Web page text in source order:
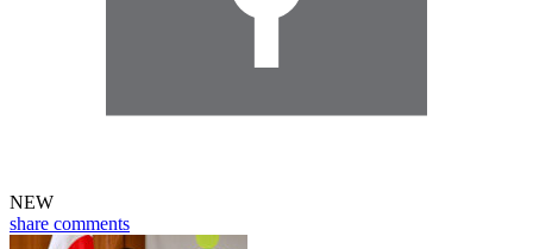
NEW
share comments